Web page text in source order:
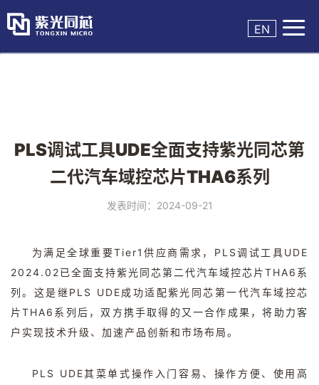
EN 
PLS调试工具UDE全面支持紫光同芯第
二代汽车域控芯片THA6系列
发表时间：2024-09-21
为满足全球重要Tier1供应商需求，PLS调试工具UDE
2024.02已全面支持紫光同芯第二代汽车域控芯片THA6系
列。这是继PLS UDE成功适配紫光同芯第一代汽车域控芯
片THA6系列后，双方携手取得的又一合作成果，将助力客
户实现技术升级、加速产品创新和市场布局。
PLS UDE其菜单式操作入门容易、操作方便、使用高